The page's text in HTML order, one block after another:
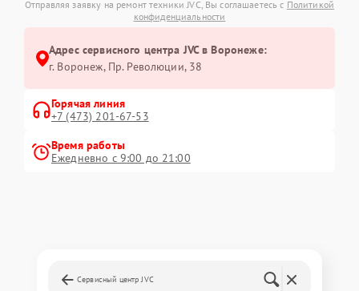
Отправляя заявку на ремонт техники JVC, Вы соглашаетесь с Политикой
конфиденциальности
Адрес сервисного центра JVC в Воронеже:
г. Воронеж, Пр. Революции, 38
Горячая линия
+7 (473) 201-67-53
Время работы
Ежедневно с 9:00 до 21:00
Сервисный центр JVC